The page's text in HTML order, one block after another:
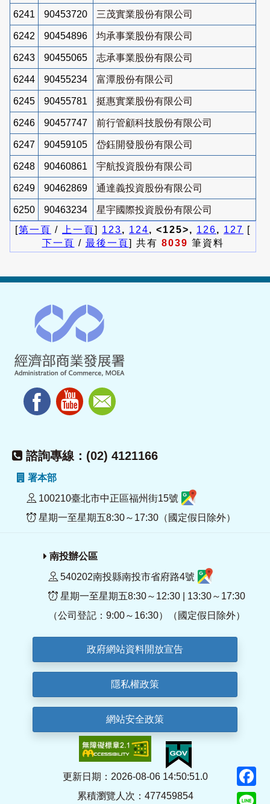
6241 90453720 三茂實業股份有限公司
6242 90454896 均承事業股份有限公司
6243 90455065 志承事業股份有限公司
6244 90455234 富潭股份有限公司
6245 90455781 挺惠實業股份有限公司
6246 90457747 前行管顧科技股份有限公司
6247 90459105 岱鈺開發股份有限公司
6248 90460861 宇航投資股份有限公司
6249 90462869 通達義投資股份有限公司
6250 90463234
星宇國際投資股份有限公司
[第一頁 / 上一頁] 123, 124, <125>, 126, 127 [
下一頁 / 最後一頁] 共有 8039 筆資料
諮詢專線：(02) 4121166
署本部
100210臺北市中正區福州街15號
星期一至星期五8:30～17:30（國定假日除外）
南投辦公區
540202南投縣南投市省府路4號
星期一至星期五8:30～12:30 | 13:30～17:30
（公司登記：9:00～16:30）（國定假日除外）
政府網站資料開放宣告
隱私權政策
網站安全政策
更新日期：2026-08-06 14:50:51.0
累積瀏覽人次：477459854